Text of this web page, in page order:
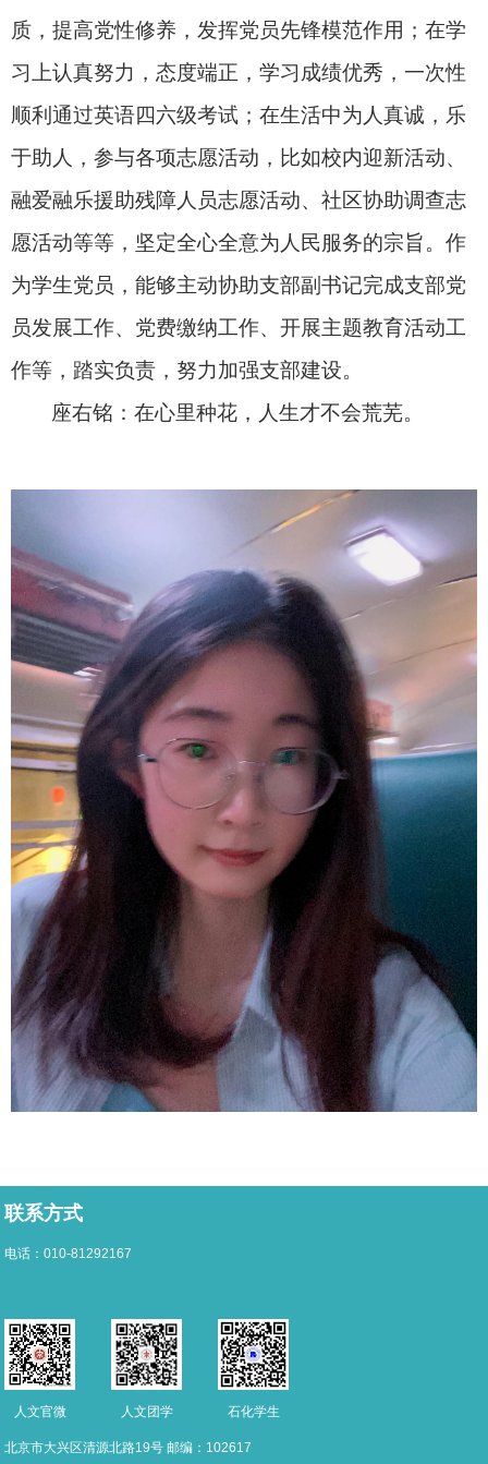
质，提高党性修养，发挥党员先锋模范作用；在学
习上认真努力，态度端正，学习成绩优秀，一次性
顺利通过英语四六级考试；在生活中为人真诚，乐
于助人，参与各项志愿活动，比如校内迎新活动、
融爱融乐援助残障人员志愿活动、社区协助调查志
愿活动等等，坚定全心全意为人民服务的宗旨。作
为学生党员，能够主动协助支部副书记完成支部党
员发展工作、党费缴纳工作、开展主题教育活动工
作等，踏实负责，努力加强支部建设。
座右铭：在心里种花，人生才不会荒芜。
联系方式
电话：010-81292167
人文官微 人文团学 石化学生
北京市大兴区清源北路19号 邮编：102617